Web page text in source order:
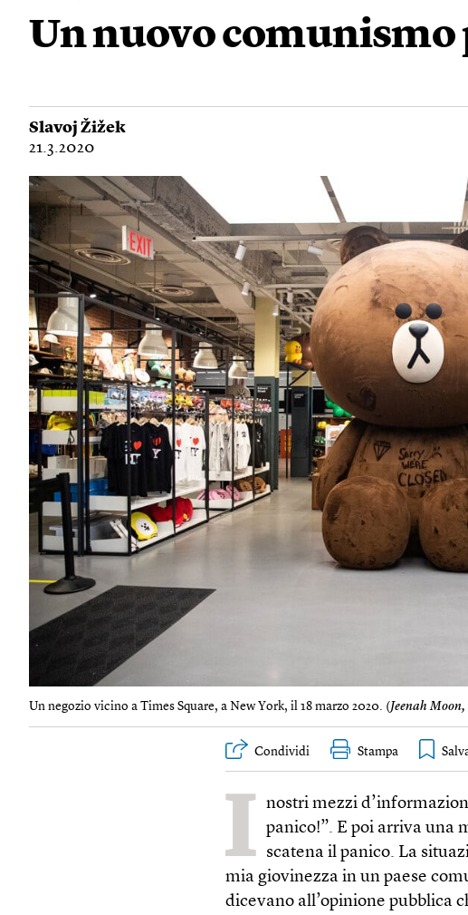
Un nuovo comunismo
Slavoj Žižek
21.3.2020
Un negozio vicino a Times Square, a New York, il 18 marzo 2020. (Jeenah
Condividi Stampa
I nostri mezzi
panico!”. E poi arriva una
scatena il panico. La
mia giovinezza in un paese
dicevano all’opinione pubblica